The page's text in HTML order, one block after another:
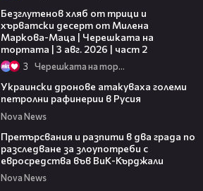
Безглутенов хляб от трици и
хърватски десерт от Милена
Маркова-Маца | Черешката на
тортата | 3 авг. 2026 | част 2
3 Черешката на тортата
Украински дронове атакуваха големи
петролни рафинерии в Русия
Nova News
Претърсвания и разпити в два града по
разследване за злоупотреби с
евросредства във ВиК-Кърджали
Nova News